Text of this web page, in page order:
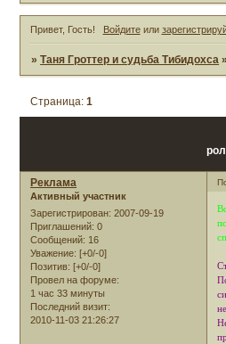
Привет, Гость! Войдитеили
»Таня Гроттер и судьба Тибидохса
Страница:1
Реклама
Активный участник
Зарегистрирован: 2007-09-19
Приглашений: 0
Сообщений: 16
Уважение: [+0/-0]
Позитив: [+0/-0]
Провел на форуме:
1 час 33 минуты
Последний визит:
2010-11-03 21:26:27